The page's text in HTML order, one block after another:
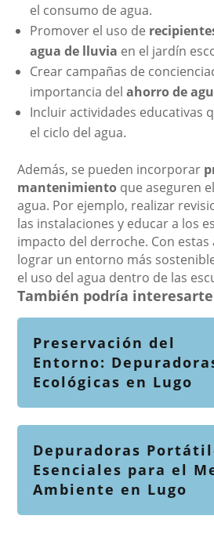
el consumo de agua.
Promover el uso de
agua de lluvia en el jardín
Crear campañas de
importancia delahorro de
Incluir actividades educativas
el ciclo del agua.
Además, se pueden incorporar
mantenimiento que aseguren
agua. Por ejemplo, realizar
las instalaciones y educar a los
impacto del derroche. Con estas
lograr un entorno más
el uso del agua dentro de las
También podría interesarte
Preservación del
Entorno:
Ecológicas en Lugo
Depuradoras
Esenciales para el
Ambiente en Lugo